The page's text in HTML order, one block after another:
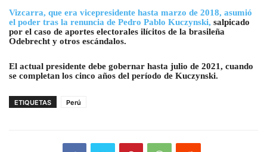
Vizcarra, que era vicepresidente hasta marzo de 2018, asumió
el poder tras la renuncia de Pedro Pablo Kuczynski, salpicado
por el caso de aportes electorales ilícitos de la brasileña
Odebrecht y otros escándalos.
El actual presidente debe gobernar hasta julio de 2021, cuando
se completan los cinco años del período de Kuczynski.
ETIQUETAS Perú